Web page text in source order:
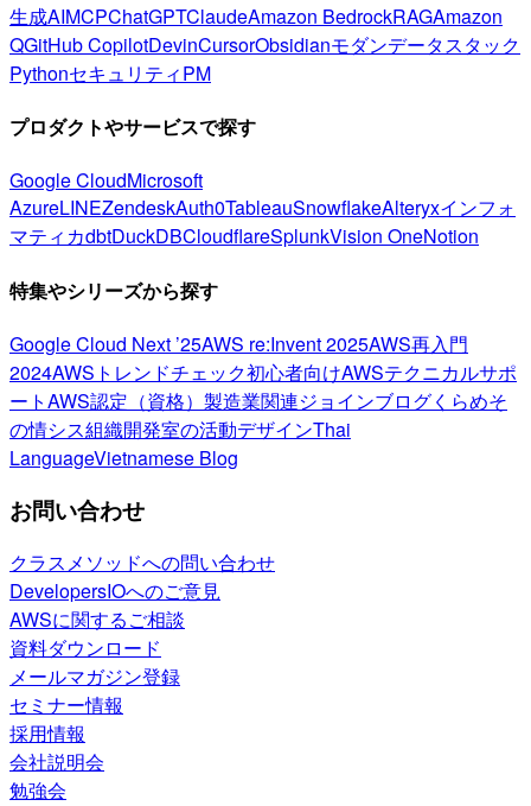
生成AIMCPChatGPTClaudeAmazon BedrockRAGAmazon
QGitHub CopilotDevinCursorObsidianモダンデータスタック
PythonセキュリティPM
プロダクトやサービスで探す
Google CloudMicrosoft
AzureLINEZendeskAuth0TableauSnowflakeAlteryxインフォ
マティカdbtDuckDBCloudflareSplunkVision OneNotion
特集やシリーズから探す
Google Cloud Next ’25AWS re:Invent 2025AWS再入門
2024AWSトレンドチェック初心者向けAWSテクニカルサポ
ートAWS認定（資格） 製造業関連ジョインブログくらめそ
の情シス組織開発室の活動デザインThai
LanguageVietnamese Blog
お問い合わせ
クラスメソッドへの問い合わせ
DevelopersIOへのご意見
AWSに関するご相談
資料ダウンロード
メールマガジン登録
セミナー情報
採用情報
会社説明会
勉強会